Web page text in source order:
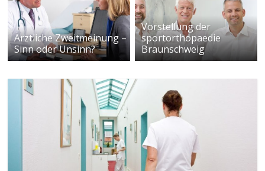
Ärztliche Zweitmeinung –
Sinn oder Unsinn?
Vorstellung der
sportorthopaedie
Braunschweig